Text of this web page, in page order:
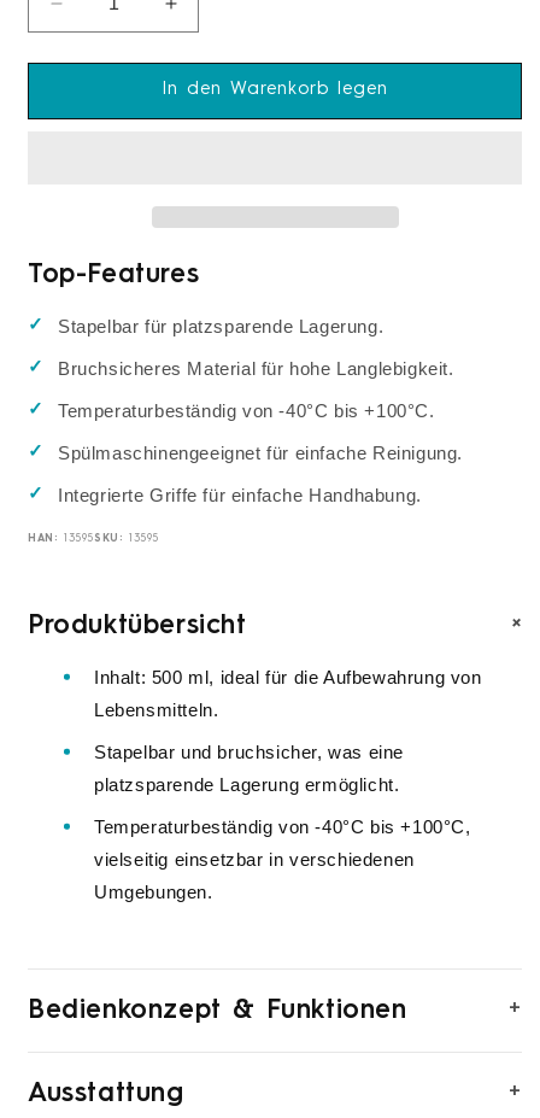
Verringere
die
Menge
cent
T:
65mm,
0,5L
Erhöhe
die
Menge
für
cent
T:
0,5L
In den Warenkorb legen
Top-Features
Stapelbar für platzsparende Lagerung.
Bruchsicheres Material für hohe Langlebigkeit.
Temperaturbeständig von -40°C bis +100°C.
Spülmaschinengeeignet für einfache Reinigung.
Integrierte Griffe für einfache Handhabung.
HAN: 13595SKU: 13595
Produktübersicht +
Inhalt: 500 ml, ideal für die Aufbewahrung von
Lebensmitteln.
Stapelbar und bruchsicher, was eine
platzsparende Lagerung ermöglicht.
Temperaturbeständig von -40°C bis +100°C,
vielseitig einsetzbar in verschiedenen
Umgebungen.
Bedienkonzept & Funktionen +
Ausstattung +